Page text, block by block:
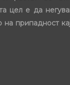
цел е да
на припадност